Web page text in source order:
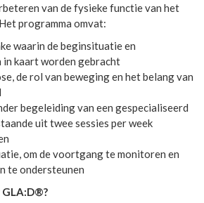
van de fysieke functie van het
programma omvat:
waarin de beginsituatie en
kaart worden gebracht
de rol van beweging en het belang van
begeleiding van een gespecialiseerd
uit twee sessies per week
om de voortgang te monitoren en
te ondersteunen